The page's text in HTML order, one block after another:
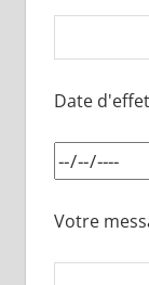
Date
Votre